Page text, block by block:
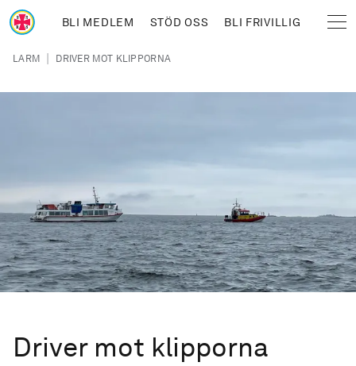
Hoppa till huvudinnehåll
BLI MEDLEM STÖD OSS BLI FRIVILLIG
Länkstig
LARM | DRIVER MOT KLIPPORNA
Driver mot klipporna